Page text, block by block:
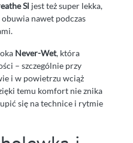
Sl jest też super lekka,
nawet podczas
Never-Wet, która
– szczególnie przy
i w powietrzu wciąż
temu komfort nie znika
się na technice i rytmie